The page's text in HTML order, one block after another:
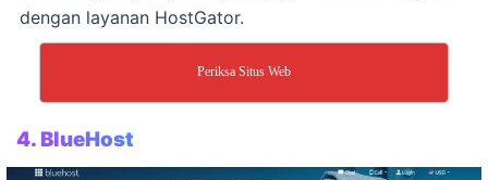
dengan layanan HostGator.
Periksa Situs Web
4. BlueHost